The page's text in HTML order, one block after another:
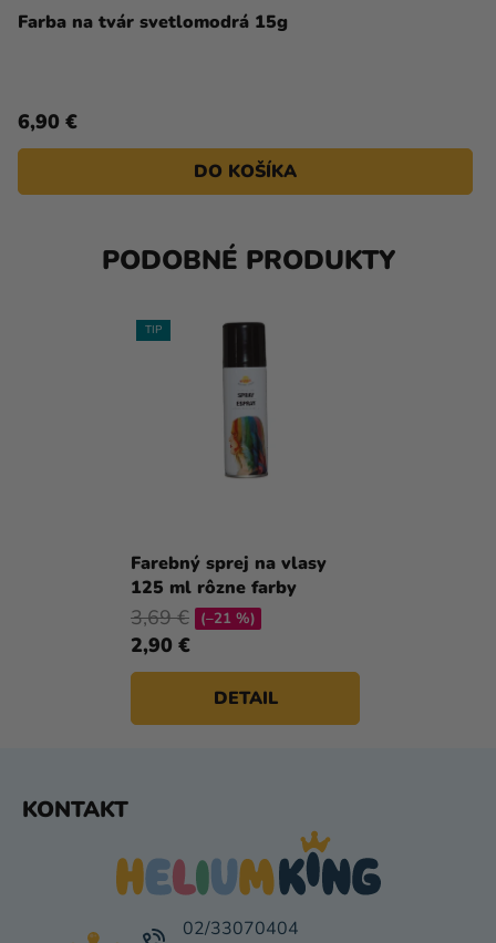
Farba na tvár svetlomodrá 15g
6,90 €
DO KOŠÍKA
PODOBNÉ PRODUKTY
TIP
Farebný sprej na vlasy
125 ml rôzne farby
hodnotenie
produktu
je
5,0
5
hviezdičiek.
2,90 €
3,69 € (–21 %)
DETAIL
KONTAKT
02/33070404